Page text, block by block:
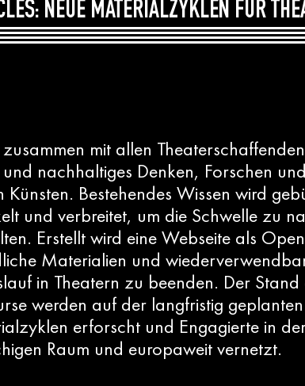
NEUE MATERIALZYKLEN FÜR
mit allen
nachhaltiges Denken, Forschen
Künsten. Bestehendes Wissen wird
und verbreitet, um die Schwelle zu
Erstellt wird eine Webseite als
Materialien und
in Theatern zu beenden. Der
werden auf der langfristig
erforscht und Engagierte in
Raum und europaweit vernetzt.